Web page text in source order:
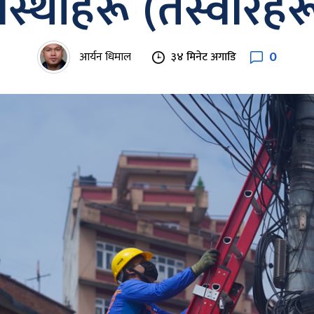
आर्यन धिमाल ३४ मिनेट अगाडि 0